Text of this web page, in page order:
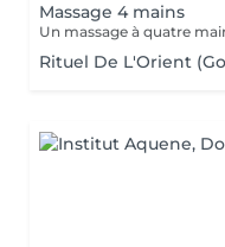
Massage 4 mains
Rituel De L'Orient